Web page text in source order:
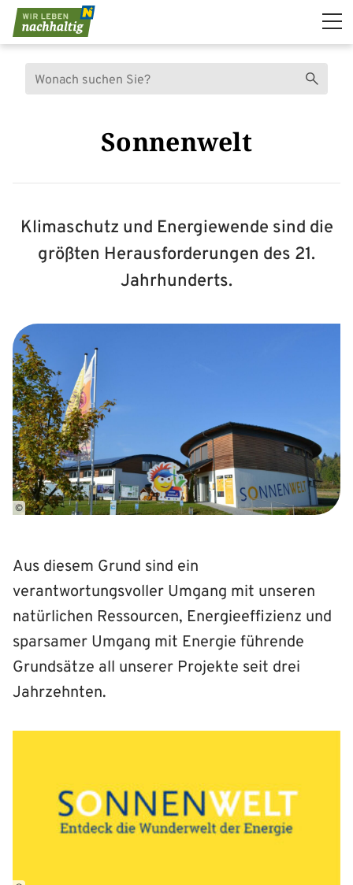
Navigation überspringen
Suche Suchen
Sonnenwelt
Klimaschutz und Energiewende sind die
größten Herausforderungen des 21.
Jahrhunderts.
©
Aus diesem Grund sind ein
verantwortungsvoller Umgang mit unseren
natürlichen Ressourcen, Energieeffizienz und
sparsamer Umgang mit Energie führende
Grundsätze all unserer Projekte seit drei
Jahrzehnten.